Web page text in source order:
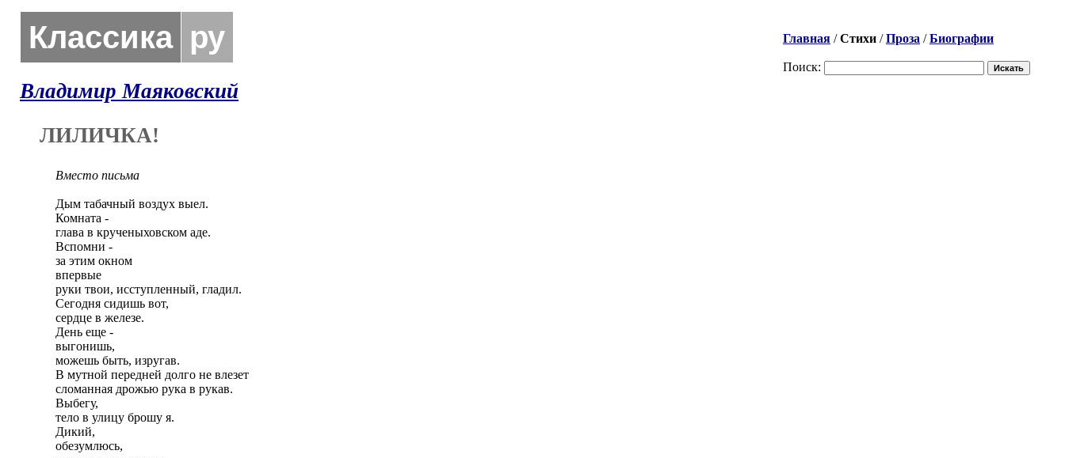
Главная /Стихи /Проза /Биографии
Поиск:
Классика ру
Владимир Маяковский
ЛИЛИЧКА!
Вместо письма
Дым табачный воздух выел.
Комната -
глава в крученыховском аде.
Вспомни -
за этим окном
впервые
руки твои, исступленный, гладил.
Сегодня сидишь вот,
сердце в железе.
День еще -
выгонишь,
можешь быть, изругав.
В мутной передней долго не влезет
сломанная дрожью рука в рукав.
Выбегу,
тело в улицу брошу я.
Дикий,
обезумлюсь,